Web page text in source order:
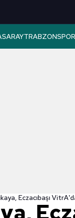
TRABZONSPOR
Eczacıbaşı